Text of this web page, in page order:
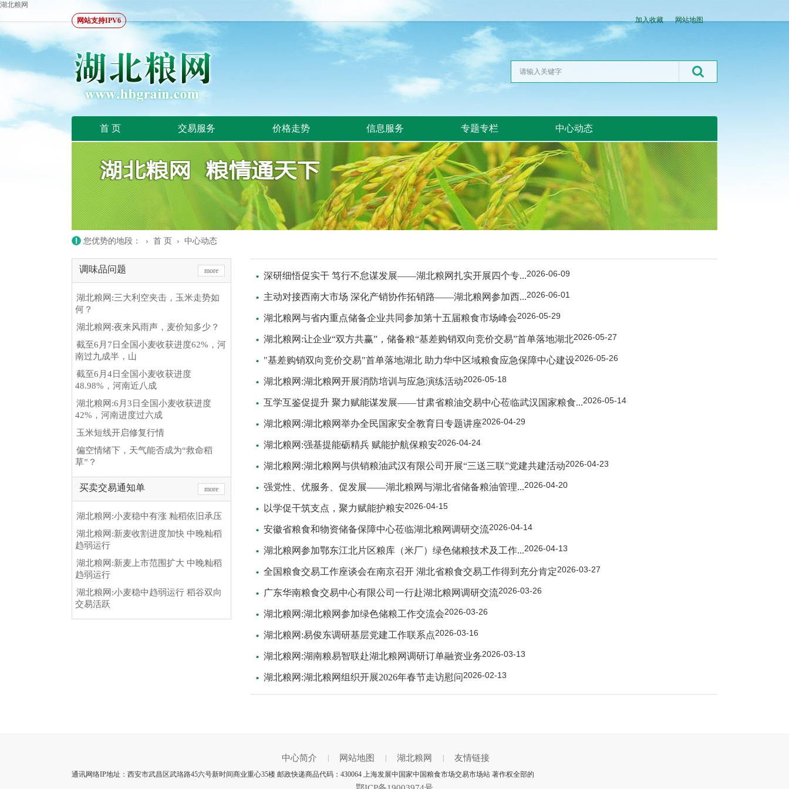
湖北粮网
网站支持IPV6
加入收藏 网站地图
首 页 交易服务 价格走势 信息服务 专题专栏 中心动态
湖北粮网:湖北粮网
您优势的地段： › 首 页 › 中心动态
调味品问题 more
湖北粮网:三大利空夹击，玉米走势如
何？
湖北粮网:夜来风雨声，麦价知多少？
截至6月7日全国小麦收获进度62%，河
南过九成半，山
截至6月4日全国小麦收获进度
48.98%，河南近八成
湖北粮网:6月3日全国小麦收获进度
42%，河南进度过六成
玉米短线开启修复行情
偏空情绪下，天气能否成为“救命稻
草”？
买卖交易通知单 more
湖北粮网:小麦稳中有涨 籼稻依旧承压
湖北粮网:新麦收割进度加快 中晚籼稻
趋弱运行
湖北粮网:新麦上市范围扩大 中晚籼稻
趋弱运行
湖北粮网:小麦稳中趋弱运行 稻谷双向
交易活跃
深研细悟促实干 笃行不怠谋发展——湖北粮网扎实开展四个专...2026-06-09
主动对接西南大市场 深化产销协作拓销路——湖北粮网参加西...2026-06-01
湖北粮网与省内重点储备企业共同参加第十五届粮食市场峰会2026-05-29
湖北粮网:让企业“双方共赢”，储备粮“基差购销双向竞价交易”首单落地湖北2026-05-27
"基差购销双向竞价交易"首单落地湖北 助力华中区域粮食应急保障中心建设2026-05-26
湖北粮网:湖北粮网开展消防培训与应急演练活动2026-05-18
互学互鉴促提升 聚力赋能谋发展——甘肃省粮油交易中心莅临武汉国家粮食...2026-05-14
湖北粮网:湖北粮网举办全民国家安全教育日专题讲座2026-04-29
湖北粮网:强基提能砺精兵 赋能护航保粮安2026-04-24
湖北粮网:湖北粮网与供销粮油武汉有限公司开展“三送三联”党建共建活动2026-04-23
强党性、优服务、促发展——湖北粮网与湖北省储备粮油管理...2026-04-20
以学促干筑支点，聚力赋能护粮安2026-04-15
安徽省粮食和物资储备保障中心莅临湖北粮网调研交流2026-04-14
湖北粮网参加鄂东江北片区粮库（米厂）绿色储粮技术及工作...2026-04-13
全国粮食交易工作座谈会在南京召开 湖北省粮食交易工作得到充分肯定2026-03-27
广东华南粮食交易中心有限公司一行赴湖北粮网调研交流2026-03-26
湖北粮网:湖北粮网参加绿色储粮工作交流会2026-03-26
湖北粮网:易俊东调研基层党建工作联系点2026-03-16
湖北粮网:湖南粮易智联赴湖北粮网调研订单融资业务2026-03-13
湖北粮网:湖北粮网组织开展2026年春节走访慰问2026-02-13
中心简介 网站地图 湖北粮网 友情链接
通讯网络IP地址：西安市武昌区武珞路45六号新时间商业重心35楼 邮政快递商品代码：430064 上海发展中国家中国粮食市场交易市场站 著作权全部的